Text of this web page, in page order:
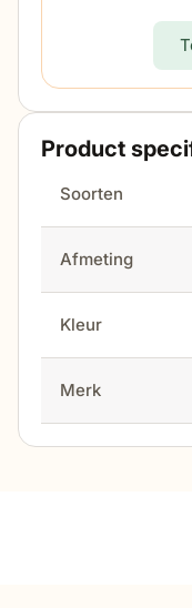
cm, 60 x 60 cm,
gemakkelijk te
Product
Soorten
Afmeting
Kleur
Merk